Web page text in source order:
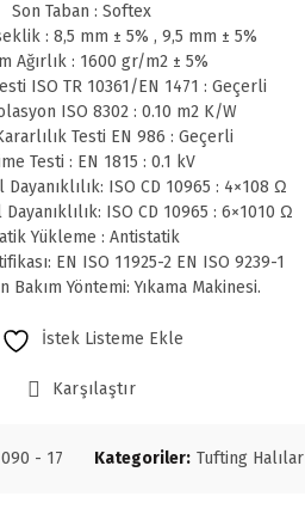
Son Taban : Softex
: 8,5 mm ± 5% , 9,5 mm ± 5%
Ağırlık : 1600 gr/m2 ± 5%
ISO TR 10361/EN 1471 : Geçerli
ISO 8302 : 0.10 m2 K/W
Testi EN 986 : Geçerli
Testi : EN 1815 : 0.1 kV
ISO CD 10965 : 4×108 Ω
ISO CD 10965 : 6×1010 Ω
Yükleme : Antistatik
EN ISO 11925-2 EN ISO 9239-1
Bakım Yöntemi: Yıkama Makinesi.
İstek Listeme Ekle
Karşılaştır
- 17 Kategoriler: Tufting Halılar